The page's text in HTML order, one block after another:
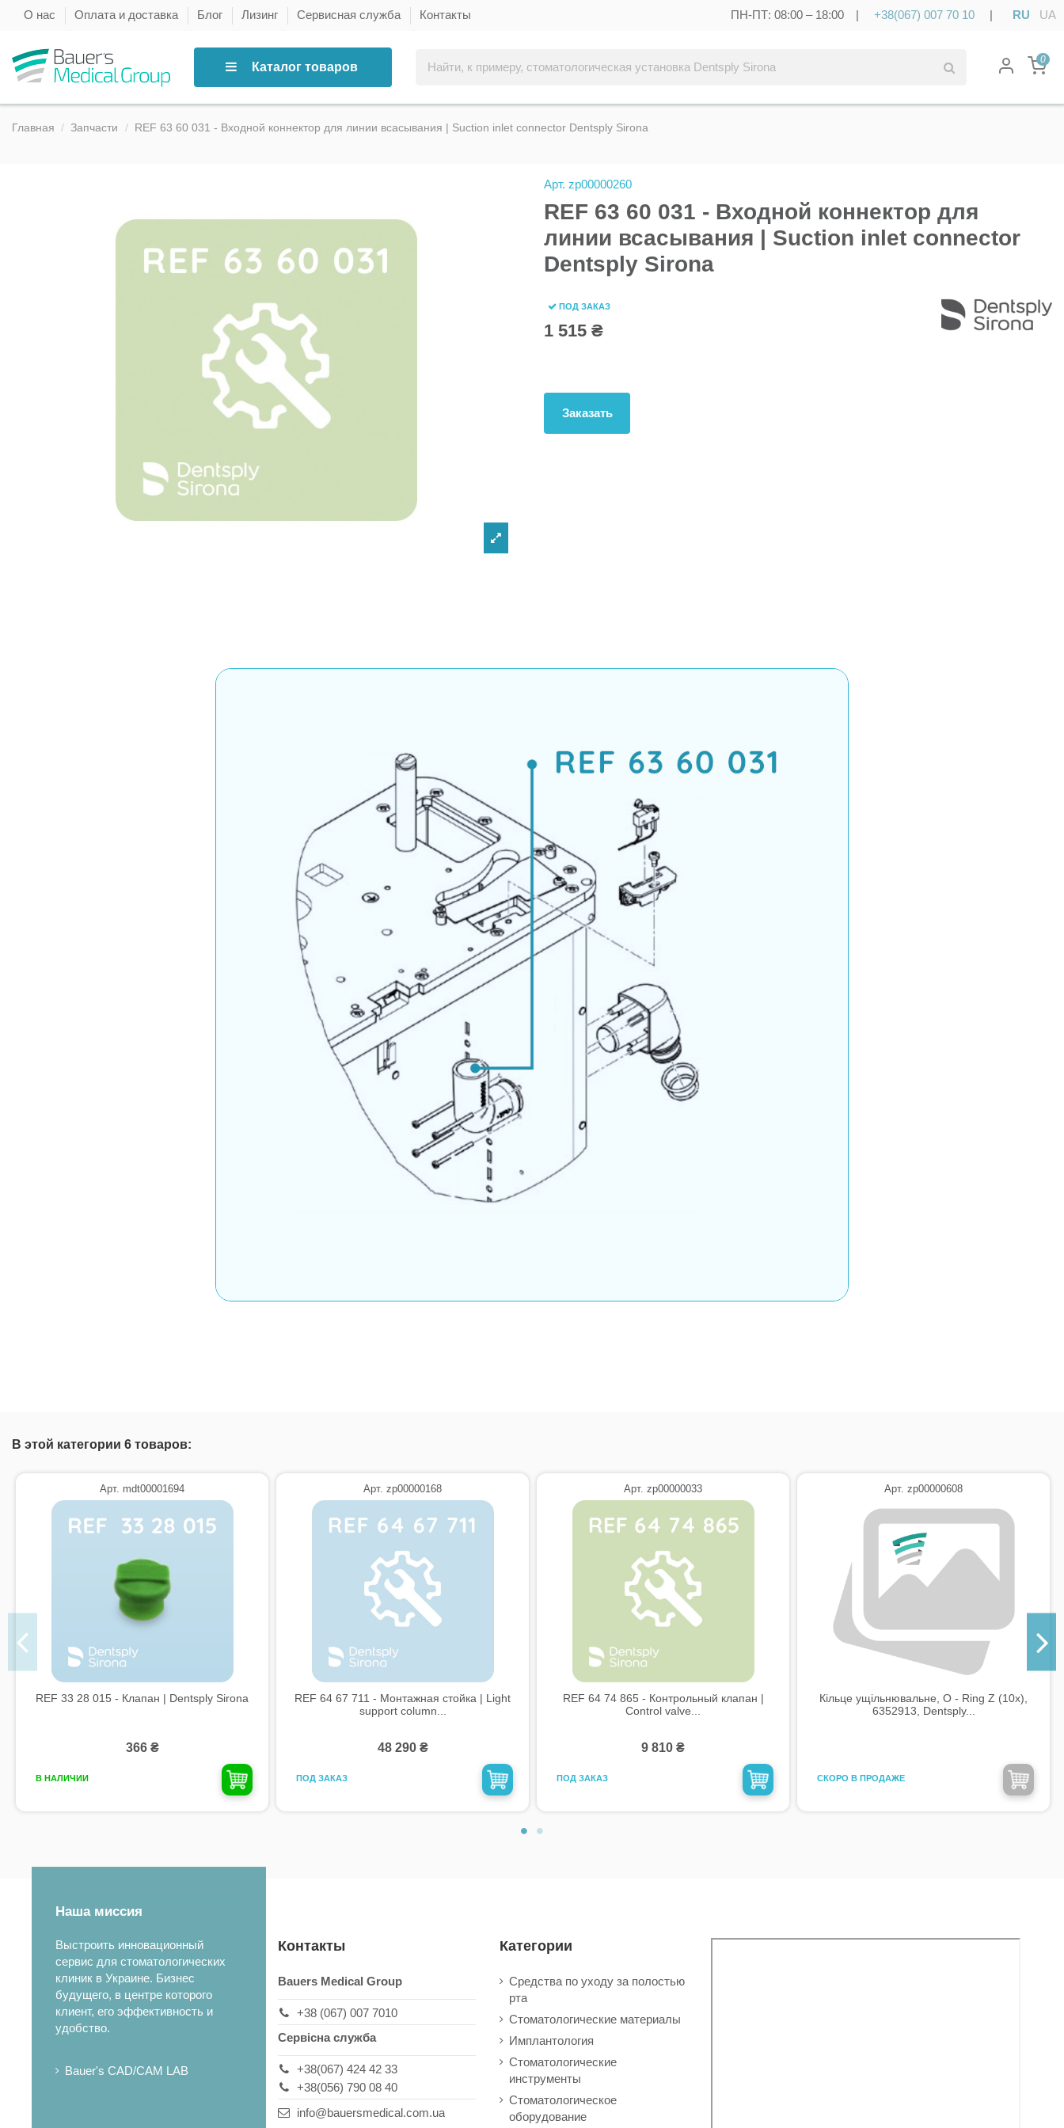
О нас Оплата и доставка Блог Лизинг Сервисная служба Контакты ПН-ПТ: 08:00 – 18:00 | +38(067) 007 70 10 | RU UA
Каталог товаров
0
Главная Запчасти REF 63 60 031 - Входной коннектор для линии всасывания | Suction inlet connector Dentsply Sirona
Арт. zp00000260
REF 63 60 031 - Входной коннектор для
линии всасывания | Suction inlet connector
Dentsply Sirona
ПОД ЗАКАЗ
1 515 ₴
Заказать
В этой категории 6 товаров:
Арт. mdt00001694
REF 33 28 015 - Клапан | Dentsply Sirona
366 ₴
В НАЛИЧИИ
Арт. zp00000168
REF 64 67 711 - Монтажная стойка | Light
support column...
48 290 ₴
ПОД ЗАКАЗ
Арт. zp00000033
REF 64 74 865 - Контрольный клапан |
Control valve...
9 810 ₴
ПОД ЗАКАЗ
Арт. zp00000608
Кільце ущільнювальне, O - Ring Z (10x),
6352913, Dentsply...
CКОРО В ПРОДАЖЕ
Наша миссия
Выстроить инновационный
сервис для стоматологических
клиник в Украине. Бизнес
будущего, в центре которого
клиент, его эффективность и
удобство.
Bauer's CAD/CAM LAB
Контакты
Bauers Medical Group
+38 (067) 007 7010
Сервісна служба
+38(067) 424 42 33
+38(056) 790 08 40
info@bauersmedical.com.ua
Категории
Средства по уходу за полостью
рта
Стоматологические материалы
Имплантология
Стоматологические
инструменты
Стоматологическое
оборудование